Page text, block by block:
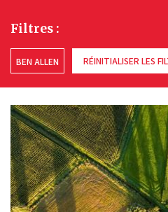
Filtres :
BEN ALLEN RÉINITIALISER LES